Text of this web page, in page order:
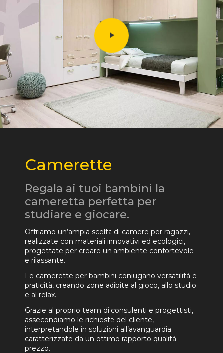
Camerette
Regala ai tuoi bambini la
cameretta perfetta per
studiare e giocare.
Offriamo un’ampia scelta di camere per ragazzi,
realizzate con materiali innovativi ed ecologici,
progettate per creare un ambiente confortevole
e rilassante.
Le camerette per bambini coniugano versatilità e
praticità, creando zone adibite al gioco, allo studio
e al relax.
Grazie al proprio team di consulenti e progettisti,
assecondiamo le richieste del cliente,
interpretandole in soluzioni all’avanguardia
caratterizzate da un ottimo rapporto qualità-
prezzo.